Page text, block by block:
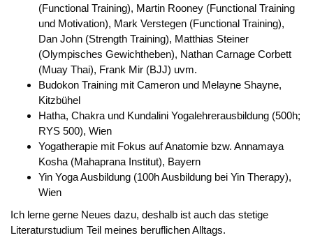
(Functional Training), Martin Rooney (Functional Training
und Motivation), Mark Verstegen (Functional Training),
Dan John (Strength Training), Matthias Steiner
(Olympisches Gewichtheben), Nathan Carnage Corbett
(Muay Thai), Frank Mir (BJJ) uvm.
Budokon Training mit Cameron und Melayne Shayne,
Kitzbühel
Hatha, Chakra und Kundalini Yogalehrerausbildung (500h;
RYS 500), Wien
Yogatherapie mit Fokus auf Anatomie bzw. Annamaya
Kosha (Mahaprana Institut), Bayern
Yin Yoga Ausbildung (100h Ausbildung bei Yin Therapy),
Wien
Ich lerne gerne Neues dazu, deshalb ist auch das stetige
Literaturstudium Teil meines beruflichen Alltags.